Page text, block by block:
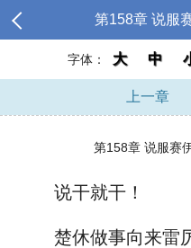
第158章 说服
字体： 大 中
上一章
第158章 说服赛
说干就干！
楚休做事向来雷